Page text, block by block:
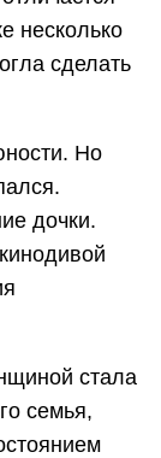
несколько
сделать
Но
дочки.
стала
семья,